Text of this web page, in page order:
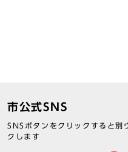
市公式SNS
SNSボタンをクリックすると別
クします